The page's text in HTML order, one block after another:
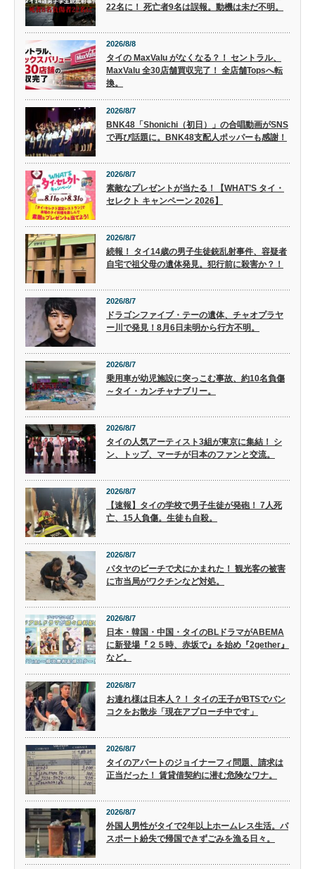
22名に！ 死亡者9名は誤報。動機は未だ不明。
2026/8/8
タイの MaxValu がなくなる？！ セントラル、
MaxValu 全30店舗買収完了！ 全店舗Topsへ転
換。
2026/8/7
BNK48「Shonichi（初日）」の合唱動画がSNS
で再び話題に。BNK48支配人ポッパーも感謝！
2026/8/7
素敵なプレゼントが当たる！【WHAT’S タイ・
セレクト キャンペーン 2026】
2026/8/7
続報！ タイ14歳の男子生徒銃乱射事件、容疑者
自宅で祖父母の遺体発見。犯行前に殺害か？！
2026/8/7
ドラゴンファイブ・テーの遺体、チャオプラヤ
ー川で発見！8月6日未明から行方不明。
2026/8/7
乗用車が幼児施設に突っこむ事故、約10名負傷
～タイ・カンチャナブリー。
2026/8/7
タイの人気アーティスト3組が東京に集結！ シ
ン、トップ、マーチが日本のファンと交流。
2026/8/7
【速報】タイの学校で男子生徒が発砲！ 7人死
亡、15人負傷。生徒も自殺。
2026/8/7
パタヤのビーチで犬にかまれた！ 観光客の被害
に市当局がワクチンなど対処。
2026/8/7
日本・韓国・中国・タイのBLドラマがABEMA
に新登場『２５時、赤坂で』を始め『2gether』
など。
2026/8/7
お連れ様は日本人？！ タイの王子がBTSでバン
コクをお散歩「現在アプローチ中です」
2026/8/7
タイのアパートのジョイナーフィ問題、請求は
正当だった！ 賃貸借契約に潜む危険なワナ。
2026/8/7
外国人男性がタイで2年以上ホームレス生活。パ
スポート紛失で帰国できずごみを漁る日々。